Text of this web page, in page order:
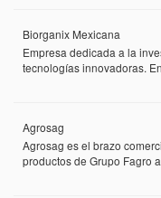
Biorganix Mexicana
Empresa dedicada a la
tecnologías innovadoras.
Agrosag
Agrosag es el brazo
productos de Grupo Fagro